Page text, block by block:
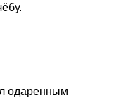
одаренным